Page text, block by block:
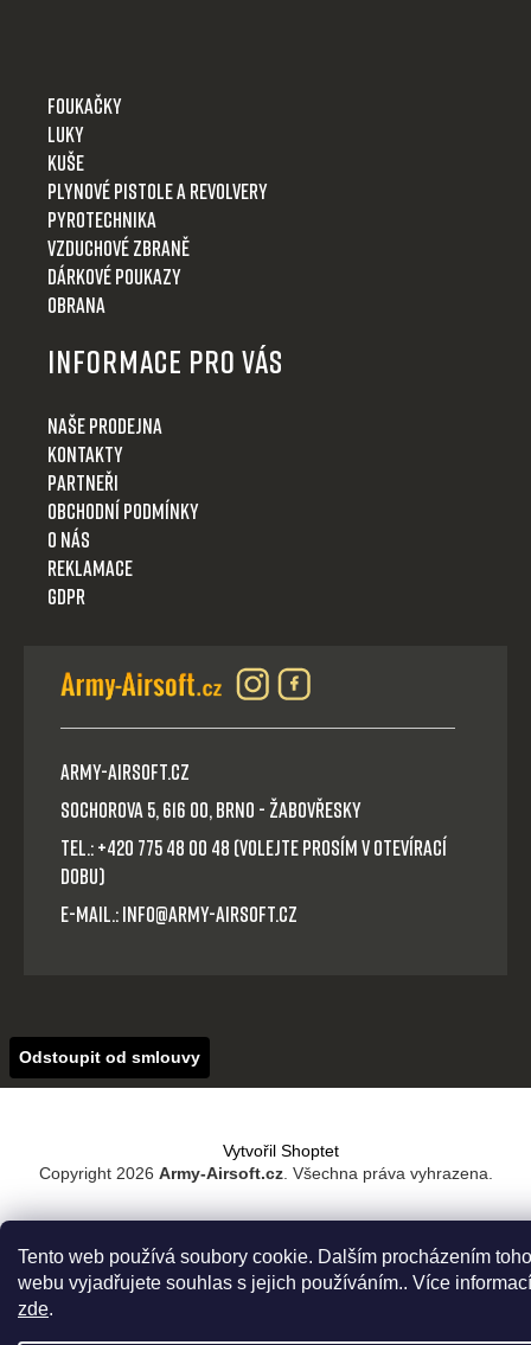
Tento web používá soubory cookie. Dalším procházením
webu vyjadřujete souhlas s jejich používáním.. Více informací
zde.
Foukačky
Luky
Kuše
Plynové pistole a revolvery
Pyrotechnika
Vzduchové zbraně
Dárkové poukazy
Obrana
Informace pro Vás
Naše prodejna
Kontakty
Partneři
Obchodní podmínky
O nás
Reklamace
GDPR
Army-Airsoft.cz
Sochorova 5, 616 00, Brno - Žabovřesky
Tel.: +420 775 48 00 48 (volejte prosím v otevírací
dobu)
E-mail.: info@army-airsoft.cz
Odstoupit od smlouvy
Vytvořil Shoptet
Copyright 2026 Army-Airsoft.cz. Všechna práva vyhrazena.